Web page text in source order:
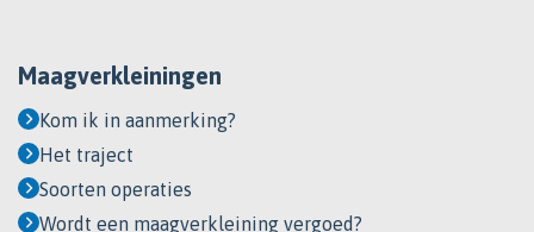
Maagverkleiningen
Kom ik in aanmerking?
Het traject
Soorten operaties
Wordt een maagverkleining vergoed?